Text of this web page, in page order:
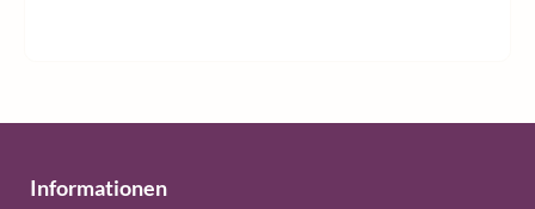
Informationen